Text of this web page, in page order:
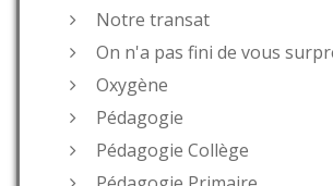
Notre transat
On n'a pas fini de vous
Oxygène
Pédagogie
Pédagogie Collège